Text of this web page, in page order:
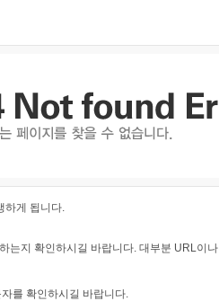
하게 됩니다.
는지 확인하시길 바랍니다. 대부분 URL이나
를 확인하시길 바랍니다.